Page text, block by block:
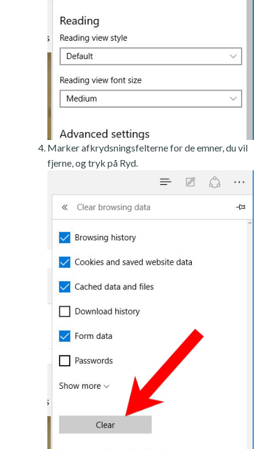
Marker afkrydsningsfelterne for de emner, du vil
fjerne, og tryk på Ryd.